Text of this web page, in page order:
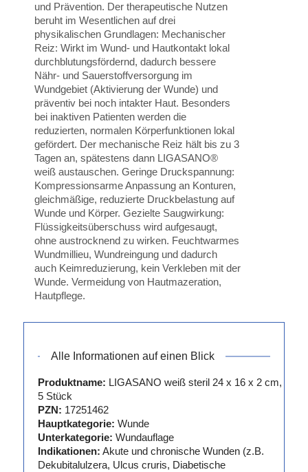
und Prävention. Der therapeutische Nutzen
beruht im Wesentlichen auf drei
physikalischen Grundlagen: Mechanischer
Reiz: Wirkt im Wund- und Hautkontakt lokal
durchblutungsfördernd, dadurch bessere
Nähr- und Sauerstoffversorgung im
Wundgebiet (Aktivierung der Wunde) und
präventiv bei noch intakter Haut. Besonders
bei inaktiven Patienten werden die
reduzierten, normalen Körperfunktionen lokal
gefördert. Der mechanische Reiz hält bis zu 3
Tagen an, spätestens dann LIGASANO®
weiß austauschen. Geringe Druckspannung:
Kompressionsarme Anpassung an Konturen,
gleichmäßige, reduzierte Druckbelastung auf
Wunde und Körper. Gezielte Saugwirkung:
Flüssigkeitsüberschuss wird aufgesaugt,
ohne austrocknend zu wirken. Feuchtwarmes
Wundmillieu, Wundreingung und dadurch
auch Keimreduzierung, kein Verkleben mit der
Wunde. Vermeidung von Hautmazeration,
Hautpflege.
Alle Informationen auf einen Blick
Produktname: LIGASANO weiß steril 24 x 16 x 2 cm,
5 Stück
PZN: 17251462
Hauptkategorie: Wunde
Unterkategorie: Wundauflage
Indikationen: Akute und chronische Wunden (z.B.
Dekubitalulzera, Ulcus cruris, Diabetische